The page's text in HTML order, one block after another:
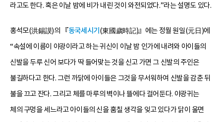
라고도 한다. 혹은 이날 밤에 비가 내린 것이 와전되었다.”라는 설명도 있다.
홍석모(洪錫謨)의 『동국세시기 (東國歲時記)』에는 정월 원일(元日)에
“속설에 이름이 야광이라고 하는 귀신이 이날 밤 인가에 내려와 아이들의
신발을 두루 신어 보다가 딱 들어맞는 것을 신고 가면 그 신발의 주인은
불길하다고 한다. 그런 까닭에 아이들은 그것을 무서워하여 신발을 감춘 뒤
불을 끄고 잔다. 그리고 체를 마루의 벽이나 뜰에다 걸어둔다. 야광귀는
체의 구멍을 세느라고 아이들의 신을 훔칠 생각을 잊고 있다가 닭이 울면